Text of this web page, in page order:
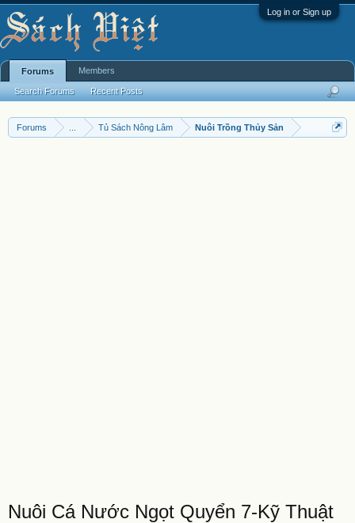
Log in or Sign up
Forums Tủ Sách Nông Lâm Nuôi Trồng Thủy Sản
Nuôi Cá Nước Ngọt Quyển 7-Kỹ Thuật
Forums
Search Forums Recent Posts
Members